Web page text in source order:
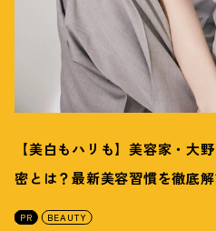
【美白もハリも】美容家・大
密とは？最新美容習慣を徹底
PR BEAUTY